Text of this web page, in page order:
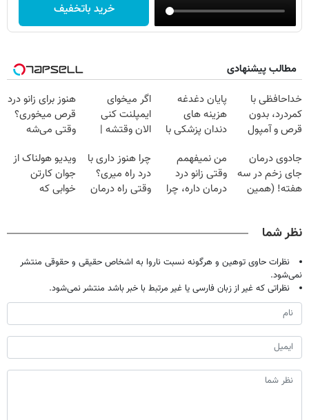
خرید باتخفیف
مطالب پیشنهادی
خداحافظی با
کمردرد، بدون
قرص و آمپول
پایان دغدغه
هزینه های
دندان پزشکی با
خانگی
اگر میخوای
ایمپلنت کنی
الان وقتشه |
میلیون تومان!!!
هنوز برای زانو درد
قرص میخوری؟
وقتی می‌شه
درمانش کرد؟؟؟؟
جادوی درمان
جای زخم در سه
هفته! (همین
من نمیفهمم
وقتی زانو درد
درمان داره، چرا
چرا هنوز داری با
درد راه میری؟
وقتی راه درمان
ویدیو هولناک از
جوان کارتن
خوابی که
نظر شما
نظرات حاوی توهین و هرگونه نسبت ناروا به اشخاص حقیقی و حقوقی منتشر
نمی‌شود.
نظراتی که غیر از زبان فارسی یا غیر مرتبط با خبر باشد منتشر نمی‌شود.